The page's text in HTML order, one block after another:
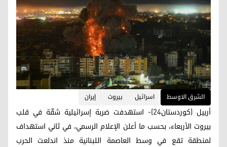
الشرق الاوسط اسرائيل بيروت إيران
أربيل (كوردستان24)- استهدفت ضربة إسرائيلية شقّة في قلب
بيروت الأربعاء، بحسب ما أعلن الإعلام الرسمي، في ثاني استهداف
لمنطقة تقع في وسط العاصمة اللبنانية منذ اندلعت الحرب